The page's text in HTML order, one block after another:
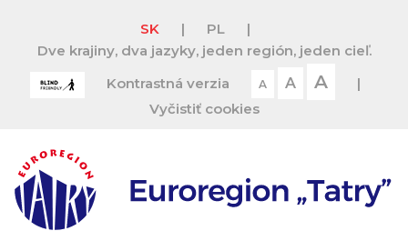
SK | PL
|
Dve krajiny, dva jazyky, jeden región, jeden cieľ.
Kontrastná verzia
A A A
|
Vyčistiť cookies